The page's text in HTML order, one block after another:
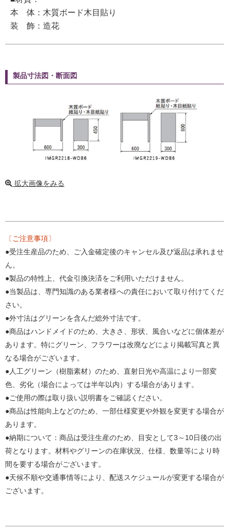
本 体：木質ボード木目貼り
装 飾：造花
製品寸法図・断面図
拡大画像をみる
〔ご注意事項〕
●受注生産品のため、ご入金確定後のキャンセル及び返品は承れませ
ん。
●製品の特性上、代金引換決済をご利用いただけません。
●当製品は、専門知識のある業者様への責任において取り付けてくだ
さい。
●外寸法はグリーンを含んだ総外寸法です。
●商品はハンドメイドのため、大きさ、形状、風合いなどに個体差が
あります。特にグリーン、フラワーは改廃などにより掲載写真と異
なる場合がございます。
●人工グリーン（樹脂素材）のため、直射日光や高温により一部変
色、劣化（場合によっては半年以内）する場合があります。
●ご使用の際は取り扱い説明書をご確認ください。
●商品は性能向上などのため、一部仕様変更や外観を変更する場合が
あります。
●納期について：商品は受注生産のため、目安として3～10日後の出
荷となります。材料やグリーンの在庫状況、仕様、数量等により時
間を要する場合がございます。
●天候不順や交通事情等により、配送スケジュールが変更する場合が
ございます。